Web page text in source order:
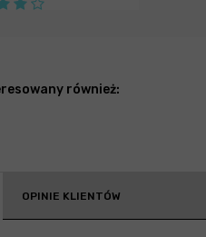
również:
OPINIE KLIENTÓW